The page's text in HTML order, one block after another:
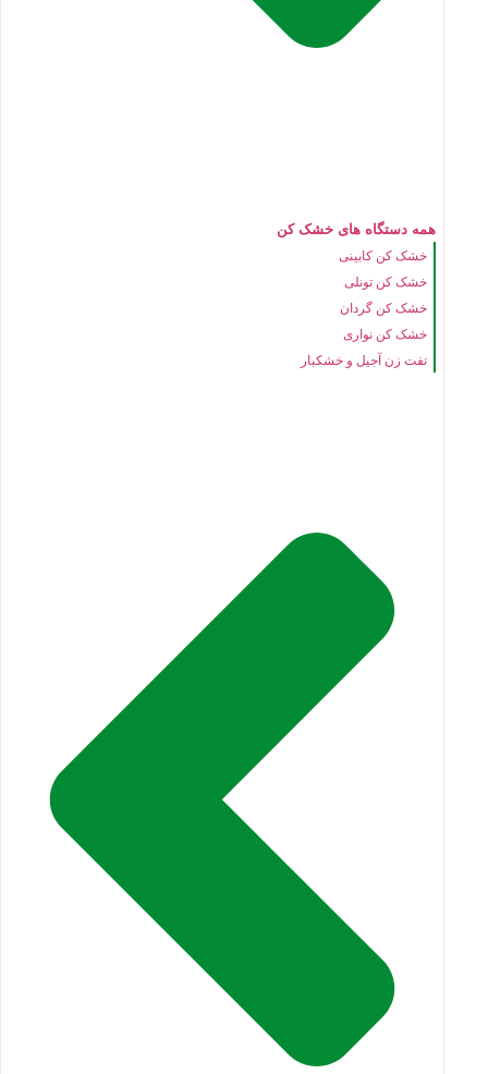
همه دستگاه های خشک کن
خشک کن کابینی
خشک کن تونلی
خشک کن گردان
خشک کن نواری
تفت زن آجیل و خشکبار